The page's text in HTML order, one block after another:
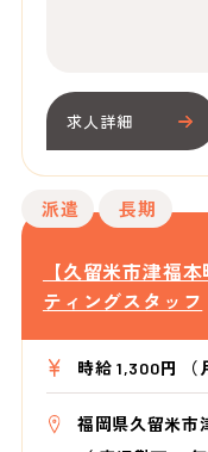
求人詳細
派遣 長期
【久留米市津福
ティングスタッフ
時給 1,300円 （
福岡県久留米市